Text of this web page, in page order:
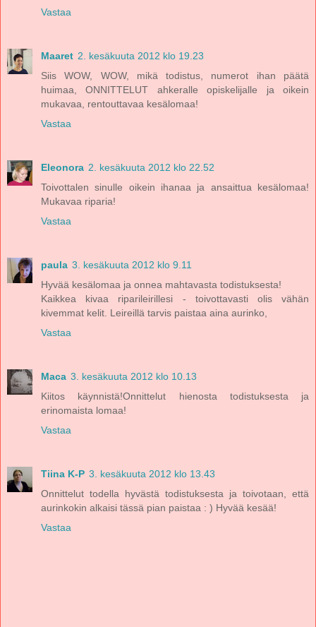
Vastaa
Maaret 2. kesäkuuta 2012 klo 19.23
Siis WOW, WOW, mikä todistus, numerot ihan päätä
huimaa, ONNITTELUT ahkeralle opiskelijalle ja oikein
mukavaa, rentouttavaa kesälomaa!
Vastaa
Eleonora 2. kesäkuuta 2012 klo 22.52
Toivottalen sinulle oikein ihanaa ja ansaittua kesälomaa!
Mukavaa riparia!
Vastaa
paula 3. kesäkuuta 2012 klo 9.11
Hyvää kesälomaa ja onnea mahtavasta todistuksesta!
Kaikkea kivaa riparileirillesi - toivottavasti olis vähän
kivemmat kelit. Leireillä tarvis paistaa aina aurinko,
Vastaa
Maca 3. kesäkuuta 2012 klo 10.13
Kiitos käynnistä!Onnittelut hienosta todistuksesta ja
erinomaista lomaa!
Vastaa
Tiina K-P 3. kesäkuuta 2012 klo 13.43
Onnittelut todella hyvästä todistuksesta ja toivotaan, että
aurinkokin alkaisi tässä pian paistaa : ) Hyvää kesää!
Vastaa